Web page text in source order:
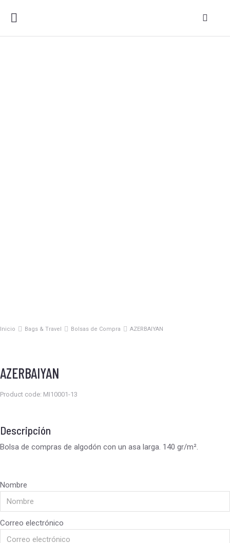
Estás aquí:
Inicio Bags & Travel Bolsas de Compra AZERBAIYAN
AZERBAIYAN
Product code: MI10001-13
Descripción
Bolsa de compras de algodón con un asa larga. 140 gr/m².
Nombre
Correo electrónico